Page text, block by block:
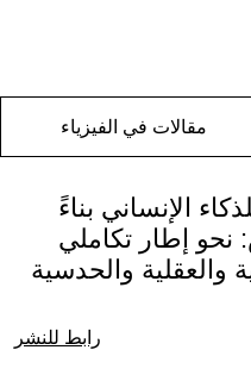
مقالات في الفيزياء
الإنساني بناءً
نحو إطار تكاملي
والحدسية
رابط للنشر